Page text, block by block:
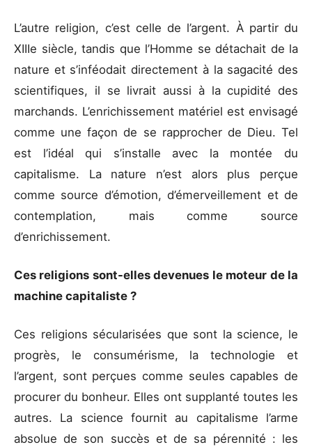
L’autre religion, c’est celle de l’argent. À partir du
XIIIe siècle, tandis que l’Homme se détachait de la
nature et s’inféodait directement à la sagacité des
scientifiques, il se livrait aussi à la cupidité des
marchands. L’enrichissement matériel est envisagé
comme une façon de se rapprocher de Dieu. Tel
est l’idéal qui s’installe avec la montée du
capitalisme. La nature n’est alors plus perçue
comme source d’émotion, d’émerveillement et de
contemplation, mais comme source
d’enrichissement.
Ces religions sont-elles devenues le moteur de la
machine capitaliste ?
Ces religions sécularisées que sont la science, le
progrès, le consumérisme, la technologie et
l’argent, sont perçues comme seules capables de
procurer du bonheur. Elles ont supplanté toutes les
autres. La science fournit au capitalisme l’arme
absolue de son succès et de sa pérennité : les